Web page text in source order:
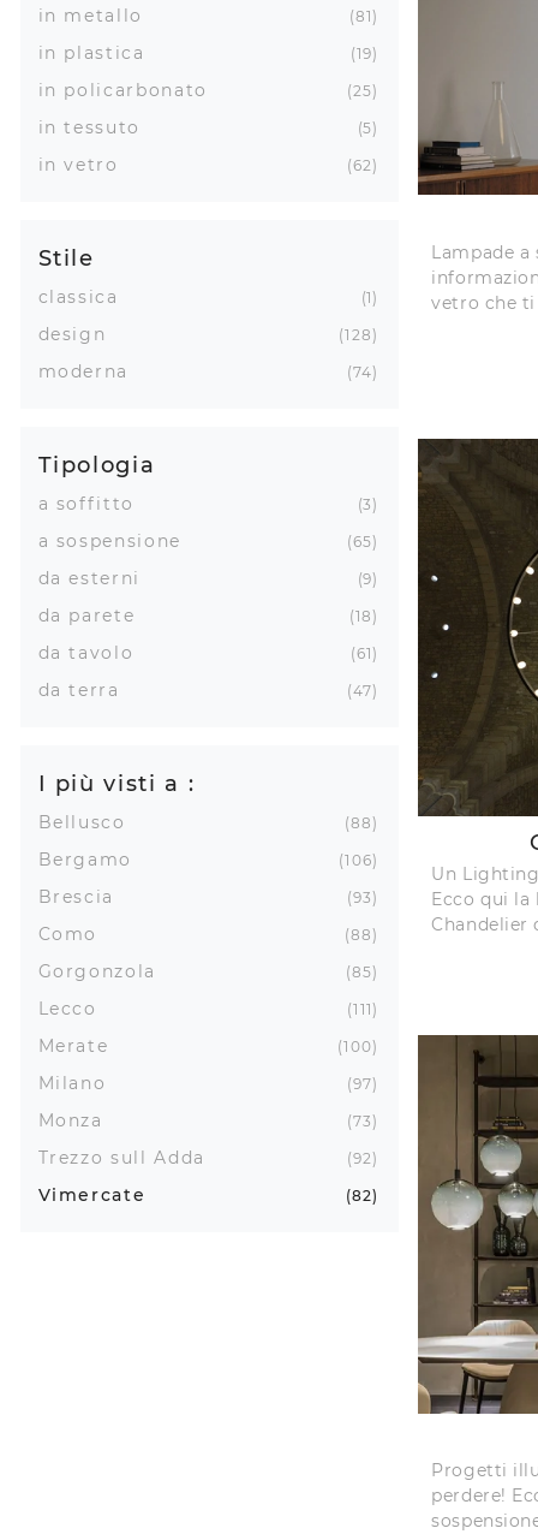
in metallo 81
in plastica 19
in policarbonato 25
in tessuto 5
in vetro 62
Stile
classica 1
design 128
moderna 74
Tipologia
a soffitto 3
a sospensione 65
da esterni 9
da parete 18
da tavolo 61
da terra 47
I più visti a :
Bellusco 88
Bergamo 106
Brescia 93
Como 88
Gorgonzola 85
Lecco 111
Merate 100
Milano 97
Monza 73
Trezzo sull Adda 92
Vimercate 82
Lampade
vetro che
Un
Ecco qui la
Chandelier
Progetti
perdere!